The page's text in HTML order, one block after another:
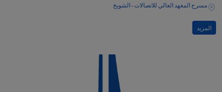
مسرح المعهد العالي للاتصالات - الشويخ
المزيد